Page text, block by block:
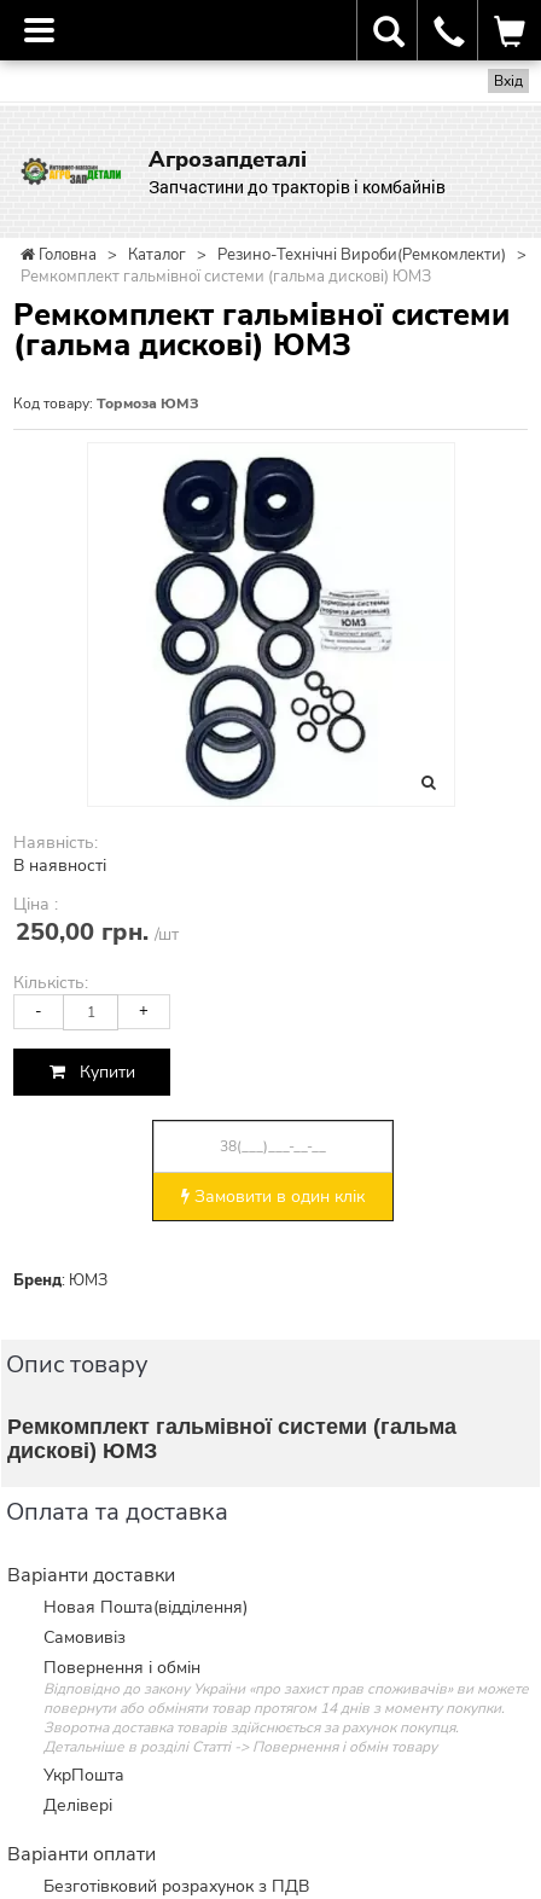
Вхід
Агрозапдеталі
Запчастини до тракторів і комбайнів
Головна > Каталог > Резино-Технічні Вироби(Ремкомлекти) >
Ремкомплект гальмівної системи (гальма дискові) ЮМЗ
Ремкомплект гальмівної системи
(гальма дискові) ЮМЗ
Код товару: Тормоза ЮМЗ
Наявність:
В наявності
Ціна :
250,00 грн. /шт
Кількість:
- +
Купити
Замовити в один клік
Бренд: ЮМЗ
Опис товару
Ремкомплект гальмівної системи (гальма
дискові) ЮМЗ
Оплата та доставка
Варіанти доставки
Новая Пошта(відділення)
Самовивіз
Повернення і обмін
Відповідно до закону України «про захист прав споживачів» ви можете
повернути або обміняти товар протягом 14 днів з моменту покупки.
Зворотна доставка товарів здійснюється за рахунок покупця.
Детальніше в розділі Статті -> Повернення і обмін товару
УкрПошта
Делівері
Варіанти оплати
Безготівковий розрахунок з ПДВ